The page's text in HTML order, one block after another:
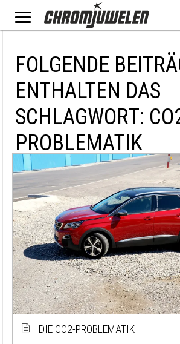
FOLGENDE
ENTHALTEN DAS
SCHLAGWORT:
PROBLEMATIK
DIE CO2-PROBLEMATIK